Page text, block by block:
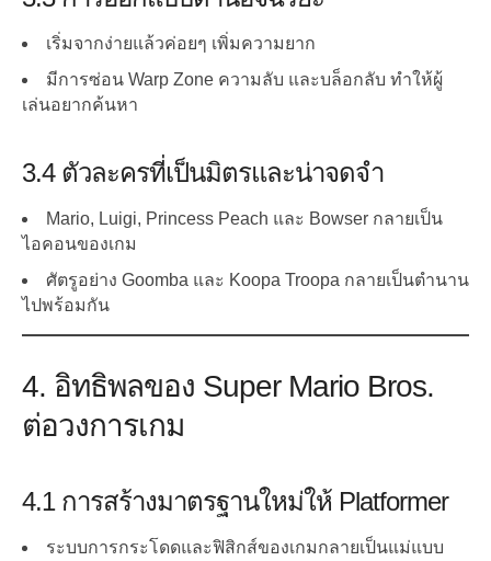
เริ่มจากง่ายแล้วค่อยๆ เพิ่มความยาก
มีการซ่อน Warp Zone ความลับ และบล็อกลับ ทำให้ผู้
เล่นอยากค้นหา
3.4 ตัวละครที่เป็นมิตรและน่าจดจำ
Mario, Luigi, Princess Peach และ Bowser กลายเป็น
ไอคอนของเกม
ศัตรูอย่าง Goomba และ Koopa Troopa กลายเป็นตำนาน
ไปพร้อมกัน
4. อิทธิพลของ Super Mario Bros.
ต่อวงการเกม
4.1 การสร้างมาตรฐานใหม่ให้ Platformer
ระบบการกระโดดและฟิสิกส์ของเกมกลายเป็นแม่แบบ